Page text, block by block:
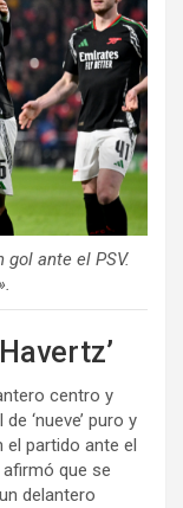
ante el PSV.
centro y
‘nueve’ puro y
el partido ante el
que se
delantero